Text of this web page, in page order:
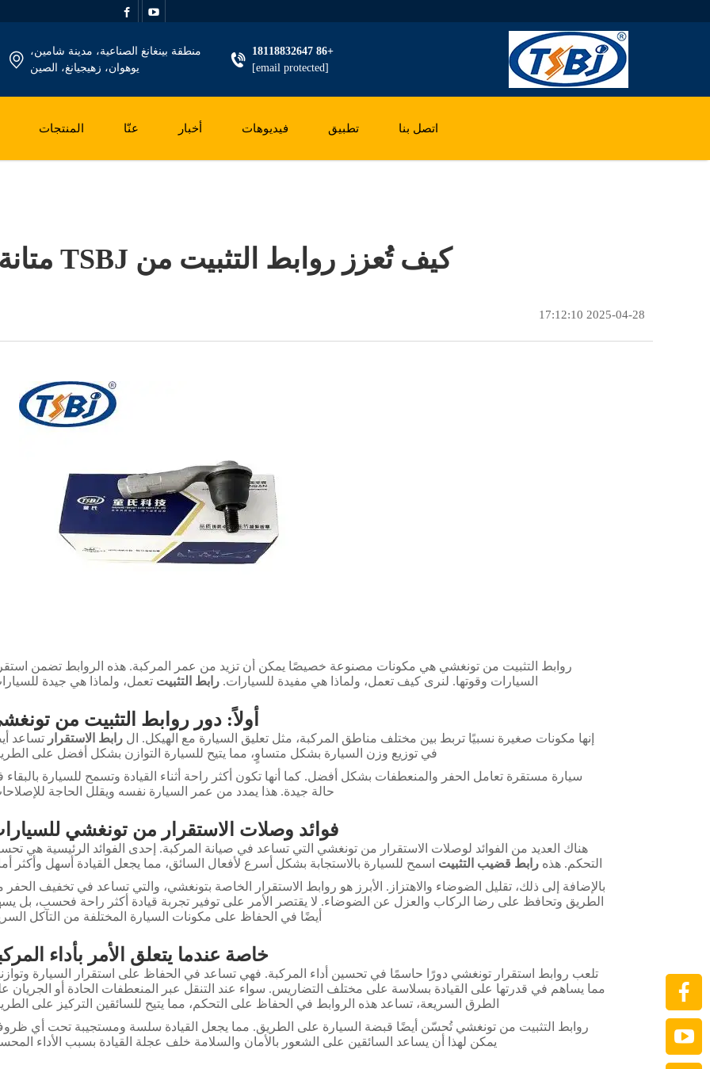
+86 18118832647
[email protected]
منطقة بينغانغ الصناعية، مدينة شامين،
يوهوان، زهيجيانغ، الصين
المنتجات عنّا أخبار فيديوهات تطبيق اتصل بنا
كيف تُعزز روابط التثبيت من TSBJ متانة المركبة
2025-04-28 17:12:10
روابط التثبيت من تونغشي هي مكونات مصنوعة خصيصًا يمكن أن تزيد من عمر المركبة. هذه الروابط تضمن
السيارات وقوتها. لنرى كيف تعمل، ولماذا هي مفيدة للسيارات. رابط التثبيت تعمل، ولماذا هي جيدة
أولاً: دور روابط التثبيت من
إنها مكونات صغيرة نسبيًا تربط بين مختلف مناطق المركبة، مثل تعليق السيارة مع الهيكل. ال رابط الاستقرار تساعد
في توزيع وزن السيارة بشكل متساوٍ، مما يتيح للسيارة التوازن بشكل أفضل على
سيارة مستقرة تعامل الحفر والمنعطفات بشكل أفضل. كما أنها تكون أكثر راحة أثناء القيادة وتسمح للسيارة بالبقاء
حالة جيدة. هذا يمدد من عمر السيارة نفسه ويقلل الحاجة
فوائد وصلات الاستقرار من تونغشي
هناك العديد من الفوائد لوصلات الاستقرار من تونغشي التي تساعد في صيانة المركبة. إحدى الفوائد الرئيسية هي
التحكم. هذه رابط قضيب التثبيت اسمح للسيارة بالاستجابة بشكل أسرع لأفعال السائق، مما يجعل القيادة أسهل وأكثر
بالإضافة إلى ذلك، تقليل الضوضاء والاهتزاز. الأبرز هو روابط الاستقرار الخاصة بتونغشي، والتي تساعد في تخفيف الحفر
الطريق وتحافظ على رضا الركاب والعزل عن الضوضاء. لا يقتصر الأمر على توفير تجربة قيادة أكثر راحة فحسب، بل
أيضًا في الحفاظ على مكونات السيارة المختلفة من التآكل
خاصة عندما يتعلق الأمر بأداء
تلعب روابط استقرار تونغشي دورًا حاسمًا في تحسين أداء المركبة. فهي تساعد في الحفاظ على استقرار السيارة
مما يساهم في قدرتها على القيادة بسلاسة على مختلف التضاريس. سواء عند التنقل عبر المنعطفات الحادة أو الجريان
الطرق السريعة، تساعد هذه الروابط في الحفاظ على التحكم، مما يتيح للسائقين التركيز على
روابط التثبيت من تونغشي تُحسّن أيضًا قبضة السيارة على الطريق. مما يجعل القيادة سلسة ومستجيبة تحت أي
يمكن لهذا أن يساعد السائقين على الشعور بالأمان والسلامة خلف عجلة القيادة بسبب الأداء